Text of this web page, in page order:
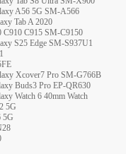
A56 5G SM-A566
Tab A 2020
C910 C915 SM-C9150
S25 Edge SM-S937U1
Xcover7 Pro SM-G766B
Buds3 Pro EP-QR630
Watch 6 40mm Watch
5G
5G